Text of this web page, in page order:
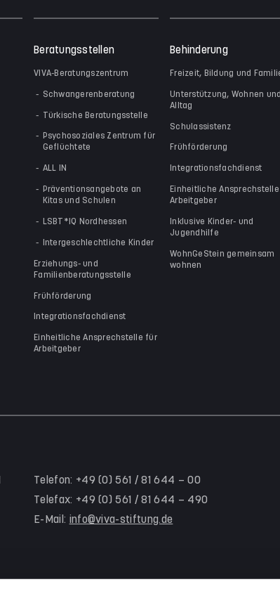
Beratungsstellen
VIVA-Beratungszentrum
Schwangerenberatung
Türkische Beratungsstelle
Psychosoziales Zentrum für
Geflüchtete
ALL IN
Präventionsangebote an
Kitas und Schulen
LSBT*IQ Nordhessen
Intergeschlechtliche Kinder
Erziehungs- und
Familienberatungsstelle
Frühförderung
Integrationsfachdienst
Einheitliche Ansprechstelle für
Arbeitgeber
Behinderung
Freizeit, Bildung und
Unterstützung, Wohnen und
Alltag
Schulassistenz
Frühförderung
Integrationsfachdienst
Einheitliche
Arbeitgeber
Inklusive Kinder- und
Jugendhilfe
WohnGeStein gemeinsam
wohnen
Telefon: +49 (0) 561 / 81 644 – 00
Telefax: +49 (0) 561 / 81 644 – 490
E-Mail: info@viva-stiftung.de